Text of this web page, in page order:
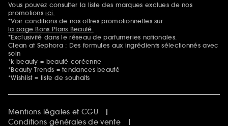
Mentions additionnelles
Vous pouvez consulter la liste des marques exclues de nos
promotionsici.
*Voir conditions de nos offres promotionnelles sur
la page Bons Plans Beauté.
*Exclusivité dans le réseau de parfumeries nationales.
Clean at Sephora : Des formules aux ingrédients sélectionnés avec
soin
*k-beauty = beauté coréenne
*Beauty Trends = tendances beauté
*Wishlist = liste de souhaits
Mentions légales et CGU
Conditions générales de vente